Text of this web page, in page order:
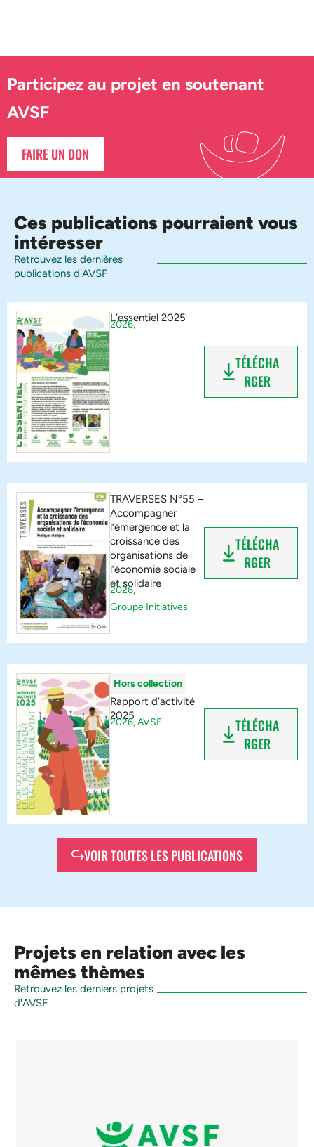
Participez au projet en soutenant
AVSF
FAIRE UN DON
Ces publications pourraient vous
intéresser
Retrouvez les dernières
publications d'AVSF
L’essentiel 2025
2026,
TÉLÉCHA
RGER
TRAVERSES N°55 –
Accompagner
l’émergence et la
croissance des
organisations de
l’économie sociale
et solidaire
2026,
Groupe Initiatives
TÉLÉCHA
RGER
Hors collection
Rapport d’activité
2025
2026,AVSF
TÉLÉCHA
RGER
VOIR TOUTES LES PUBLICATIONS
Projets en relation avec les
mêmes thèmes
Retrouvez les derniers projets
d'AVSF